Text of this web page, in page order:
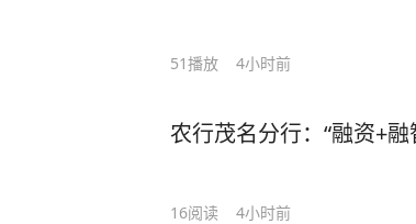
51播放 4小时前
农行茂名分行：“融资+
16阅读 4小时前